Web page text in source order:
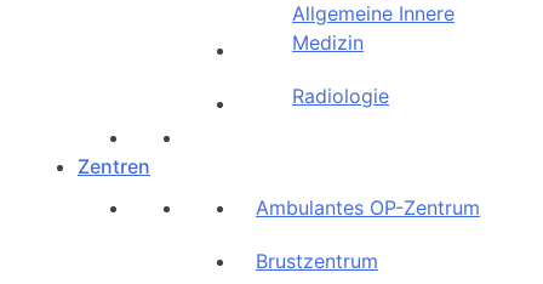
Allgemeine Innere
Medizin
Radiologie
Zentren
Ambulantes OP-Zentrum
Brustzentrum